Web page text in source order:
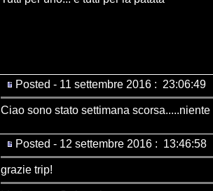
Posted - 11 settembre 2016 : 23:06:49
Ciao sono stato settimana scorsa.....niente
Posted - 12 settembre 2016 : 13:46:58
grazie trip!